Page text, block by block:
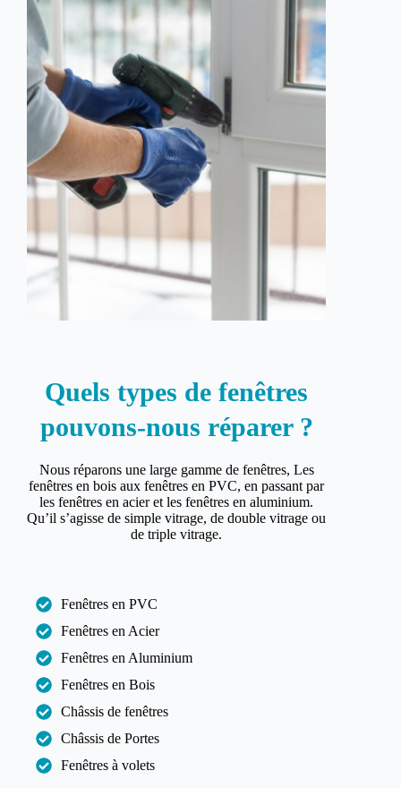
Quels types de fenêtres
pouvons-nous réparer ?
Nous réparons une large gamme de fenêtres, Les
fenêtres en bois aux fenêtres en PVC, en passant par
les fenêtres en acier et les fenêtres en aluminium.
Qu’il s’agisse de simple vitrage, de double vitrage ou
de triple vitrage.
Fenêtres en PVC
Fenêtres en Acier
Fenêtres en Aluminium
Fenêtres en Bois
Châssis de fenêtres
Châssis de Portes
Fenêtres à volets